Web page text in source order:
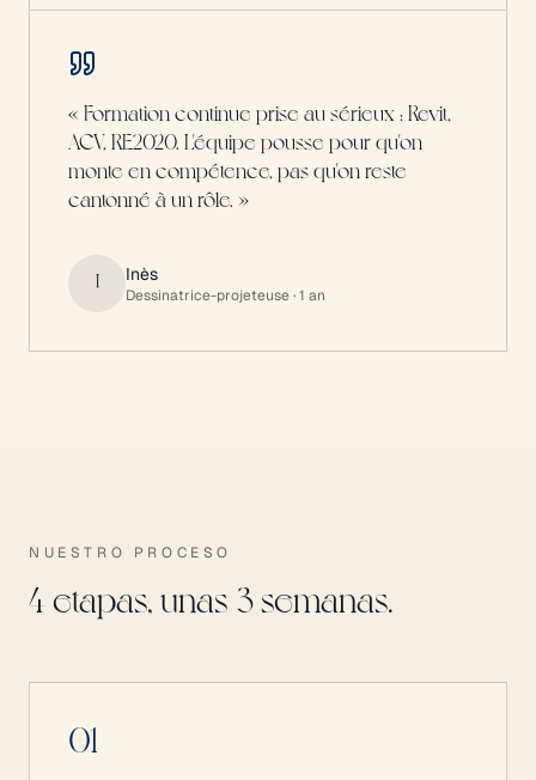
« Formation continue prise au sérieux : Revit,
ACV, RE2020. L'équipe pousse pour qu'on
monte en compétence, pas qu'on reste
cantonné à un rôle. »
I Inès
Dessinatrice-projeteuse· 1 an
NUESTRO PROCESO
4 etapas, unas 3 semanas.
01